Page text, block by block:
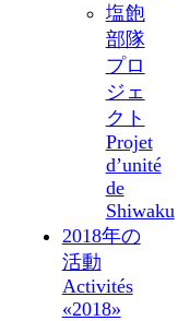
塩飽
部隊
プロ
ジェ
クト
Projet
d’unité
de
Shiwaku
2018年の
活動
Activités
«2018»